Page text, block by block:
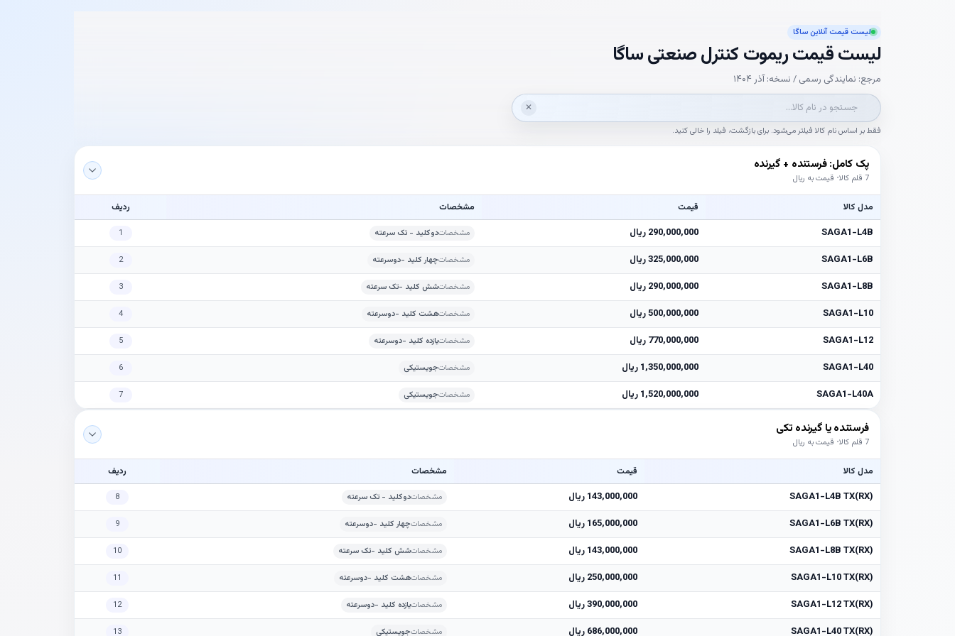
لیست قیمت آنلاین ساگا
لیست قیمت ریموت کنترل صنعتی ساگا
مرجع: نمایندگی رسمی / نسخه: آذر ۱۴۰۴
✕
فقط بر اساس نام کالا فیلتر می‌شود. برای بازگشت، فیلد را خالی کنید.
پک کامل: فرستنده + گیرنده
7 قلم کالا قیمت به ریال
مدل کالا قیمت مشخصات ردیف
SAGA1-L4B 290,000,000 ریال مشخصاتدوکلید - تک سرعته 1
SAGA1-L6B 325,000,000 ریال مشخصاتچهار کلید -دوسرعته 2
SAGA1-L8B 290,000,000 ریال مشخصاتشش کلید -تک سرعته 3
SAGA1-L10 500,000,000 ریال مشخصاتهشت کلید -دوسرعته 4
SAGA1-L12 770,000,000 ریال مشخصاتیازده کلید -دوسرعته 5
SAGA1-L40 1,350,000,000 ریال مشخصاتجویستیکی 6
SAGA1-L40A 1,520,000,000 ریال مشخصاتجویستیکی 7
فرستنده یا گیرنده تکی
7 قلم کالا قیمت به ریال
مدل کالا قیمت مشخصات ردیف
SAGA1-L4B TX(RX) 143,000,000 ریال مشخصاتدوکلید - تک سرعته 8
SAGA1-L6B TX(RX) 165,000,000 ریال مشخصاتچهار کلید -دوسرعته 9
SAGA1-L8B TX(RX) 143,000,000 ریال مشخصاتشش کلید -تک سرعته 10
SAGA1-L10 TX(RX) 250,000,000 ریال مشخصاتهشت کلید -دوسرعته 11
SAGA1-L12 TX(RX) 390,000,000 ریال مشخصاتیازده کلید -دوسرعته 12
SAGA1-L40 TX(RX) 686,000,000 ریال مشخصاتجویستیکی 13